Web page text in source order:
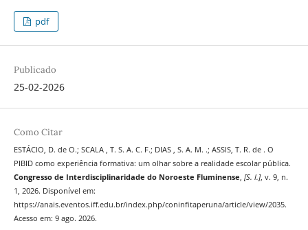
pdf
Publicado
25-02-2026
Como Citar
ESTÁCIO, D. de O.; SCALA , T. S. A. C. F.; DIAS , S. A. M. .; ASSIS, T. R. de . O
PIBID como experiência formativa: um olhar sobre a realidade escolar pública.
Congresso de Interdisciplinaridade do Noroeste Fluminense [S. l.], v. 9, n.
1, 2026. Disponível em:
https://anais.eventos.iff.edu.br/index.php/coninfitaperuna/article/view/2035.
Acesso em: 9 ago. 2026.